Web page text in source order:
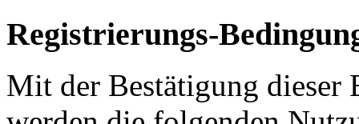
Registrierungs-
Mit der Bestätigung dieser